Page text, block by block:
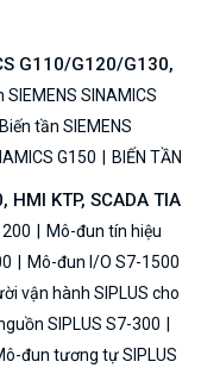
G110/G120/G130,
SIEMENS SINAMICS
Biến tần SIEMENS
G150 BIẾN TẦN
KTP, SCADA TIA
Mô-đun tín hiệu
Mô-đun I/O S7-1500
vận hành SIPLUS cho
SIPLUS S7-300
đun tương tự SIPLUS